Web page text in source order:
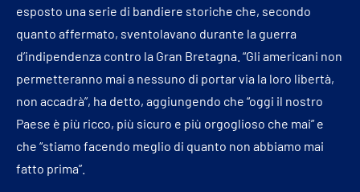
esposto una serie di bandiere storiche che, secondo
quanto affermato, sventolavano durante la guerra
d’indipendenza contro la Gran Bretagna. “Gli americani non
permetteranno mai a nessuno di portar via la loro libertà,
non accadrà”, ha detto, aggiungendo che “oggi il nostro
Paese è più ricco, più sicuro e più orgoglioso che mai” e
che “stiamo facendo meglio di quanto non abbiamo mai
fatto prima”.